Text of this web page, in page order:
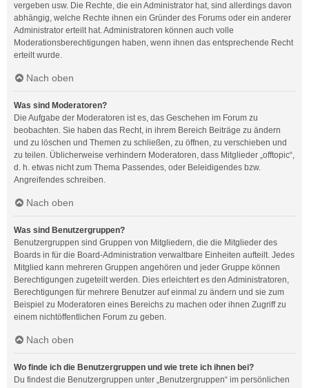
vergeben usw. Die Rechte, die ein Administrator hat, sind allerdings davon
abhängig, welche Rechte ihnen ein Gründer des Forums oder ein anderer
Administrator erteilt hat. Administratoren können auch volle
Moderationsberechtigungen haben, wenn ihnen das entsprechende Recht
erteilt wurde.
Nach oben
Was sind Moderatoren?
Die Aufgabe der Moderatoren ist es, das Geschehen im Forum zu
beobachten. Sie haben das Recht, in ihrem Bereich Beiträge zu ändern
und zu löschen und Themen zu schließen, zu öffnen, zu verschieben und
zu teilen. Üblicherweise verhindern Moderatoren, dass Mitglieder „offtopic“,
d. h. etwas nicht zum Thema Passendes, oder Beleidigendes bzw.
Angreifendes schreiben.
Nach oben
Was sind Benutzergruppen?
Benutzergruppen sind Gruppen von Mitgliedern, die die Mitglieder des
Boards in für die Board-Administration verwaltbare Einheiten aufteilt. Jedes
Mitglied kann mehreren Gruppen angehören und jeder Gruppe können
Berechtigungen zugeteilt werden. Dies erleichtert es den Administratoren,
Berechtigungen für mehrere Benutzer auf einmal zu ändern und sie zum
Beispiel zu Moderatoren eines Bereichs zu machen oder ihnen Zugriff zu
einem nichtöffentlichen Forum zu geben.
Nach oben
Wo finde ich die Benutzergruppen und wie trete ich ihnen bei?
Du findest die Benutzergruppen unter „Benutzergruppen“ im persönlichen